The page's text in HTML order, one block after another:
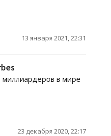
13 января 2021, 22:31
миллиардеров в мире
23 декабря 2020, 22:17